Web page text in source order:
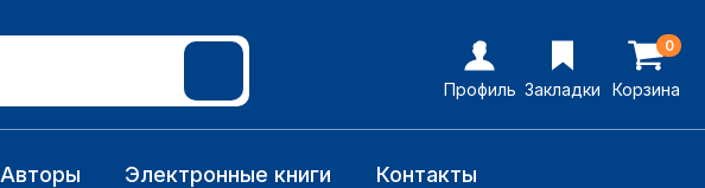
Профиль Закладки
0
Корзина
Авторы Электронные книги Контакты